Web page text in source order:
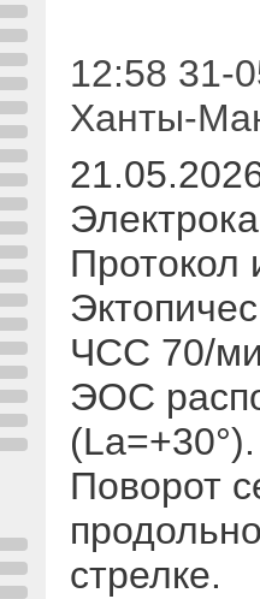
12:58 31-
Ханты-
Протокол
ЧСС 70/
ЭОС
(La=+30°).
Поворот
стрелке.